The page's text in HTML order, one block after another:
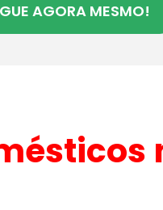
AGORA MESMO!